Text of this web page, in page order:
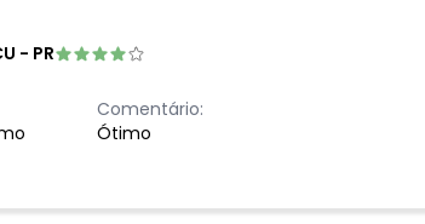
- PR
Comentário:
Ótimo